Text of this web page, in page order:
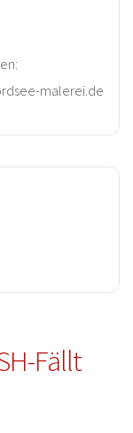
malerei.de
Fällt